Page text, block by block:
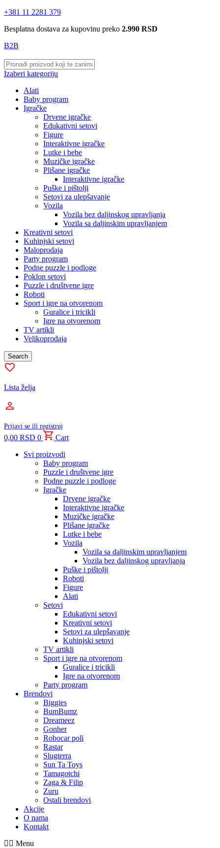
+381 11 2281 379
Besplatna dostava za kupovinu preko 2.990 RSD
B2B
Izaberi kategoriju
Alati
Baby program
Igračke
Drvene igračke
Edukativni setovi
Figure
Interaktivne igračke
Lutke i bebe
Muzičke igračke
Plišane igračke
Interaktivne igračke
Puške i pištolji
Setovi za ulepšavanje
Vozila
Vozila bez daljinskog upravljanja
Vozila sa daljinskim upravljanjem
Kreativni setovi
Kuhinjski setovi
Maloprodaja
Party program
Podne puzzle i podloge
Poklon setovi
Puzzle i društvene igre
Roboti
Sport i igre na otvorenom
Guralice i tricikli
Igre na otvorenom
TV artikli
Velikoprodaja
Search
Lista želja
Prijavi se ili registruj
0,00 RSD 0
Cart
Svi proizvodi
Baby program
Puzzle i društvene igre
Podne puzzle i podloge
Igračke
Drvene igračke
Interaktivne igračke
Muzičke igračke
Plišane igračke
Lutke i bebe
Vozila
Vozila sa daljinskim upravljanjem
Vozila bez daljinskog upravljanja
Puške i pištolji
Roboti
Figure
Alati
Setovi
Edukativni setovi
Kreativni setovi
Setovi za ulepšavanje
Kuhinjski setovi
TV artikli
Sport i igre na otvorenom
Guralice i tricikli
Igre na otvorenom
Party program
Brendovi
Biggies
BumBumz
Dreameez
Gonher
Robocar poli
Rastar
Slugterra
Sun Ta Toys
Tamagotchi
Zaga & Filip
Zuru
Ostali brendovi
Akcije
O nama
Kontakt
Menu